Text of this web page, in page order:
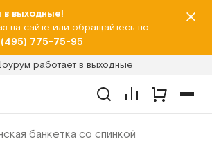
выходные!
на сайте или обращайтесь по
(495) 775-75-95
работает в выходные
банкетка со спинкой